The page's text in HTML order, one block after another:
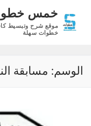
المحتوى
خمس
موقع شرح وتبسيط
خطوات سهلة
الوسم: مسابقة